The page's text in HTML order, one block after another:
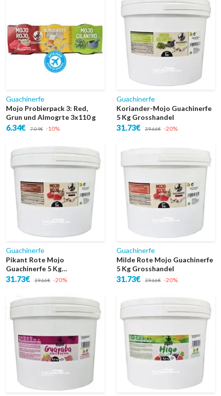
Guachinerfe
Mojo Probierpack 3: Red,
Grun und Almogrte 3x110 g
6.34€ 7.04€ -10%
Guachinerfe
Koriander-Mojo Guachinerfe
5 Kg Grosshandel
31.73€ 39.66€ -20%
Guachinerfe
Pikant Rote Mojo
Guachinerfe 5 Kg
Grosshandel
31.73€ 39.66€ -20%
Guachinerfe
Milde Rote Mojo Guachinerfe
5 Kg Grosshandel
31.73€ 39.66€ -20%